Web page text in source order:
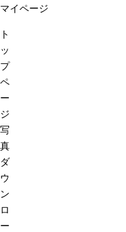
マイページ
ト
ッ
プ
ペ
ー
ジ
写
真
ダ
ウ
ン
ロ
ー